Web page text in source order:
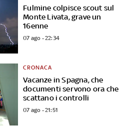
Fulmine colpisce scout sul
Monte Livata, grave un
16enne
07 ago - 22:34
Vacanze in Spagna, che
documenti servono ora che
scattano i controlli
CRONACA
07 ago - 21:51